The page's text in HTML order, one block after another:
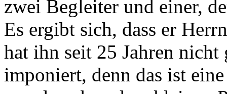
zwei Begleiter und einer,
Es ergibt sich, dass er
hat ihn seit 25 Jahren nicht
imponiert, denn das ist